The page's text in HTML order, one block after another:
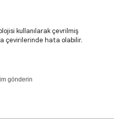
kullanılarak çevrilmiş
çevirilerinde hata olabilir.
gönderin